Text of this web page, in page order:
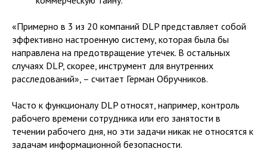
«Примерно в 3 из 20 компаний DLP представляет собой
эффективно настроенную систему, которая была бы
направлена на предотвращение утечек. В остальных
случаях DLP, скорее, инструмент для внутренних
расследований», – считает Герман Обручников.
Часто к функционалу DLP относят, например, контроль
рабочего времени сотрудника или его занятости в
течении рабочего дня, но эти задачи никак не относятся к
задачам информационной безопасности.